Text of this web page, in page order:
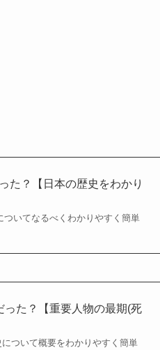
た？【日本の歴史をわかり
いてなるべくわかりやすく簡単
た？【重要人物の最期(死
ついて概要をわかりやすく簡単